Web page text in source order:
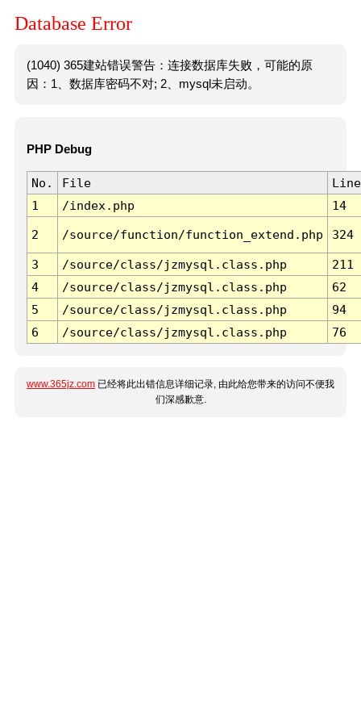
Database Error
(1040) 365建站错误警告：连接数据库失败，可能的原
因：1、数据库密码不对; 2、mysql未启动。
PHP Debug
No. File
Line
1
/index.php 14
2 /source/function/function_extend.php 324
3 /source/class/jzmysql.class.php
211
4
/source/class/jzmysql.class.php
62
5
/source/class/jzmysql.class.php
94
6
/source/class/jzmysql.class.php 76
www.365jz.com 已经将此出错信息详细记录, 由此给您带来的访问不便我
们深感歉意.